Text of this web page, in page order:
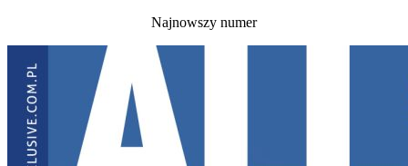
Najnowszy numer